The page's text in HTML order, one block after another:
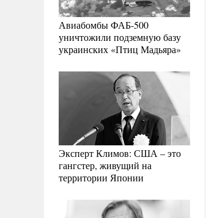
Авиабомбы ФАБ-500
уничтожили подземную базу
украинских «Птиц Мадьяра»
Эксперт Климов: США – это
гангстер, живущий на
территории Японии